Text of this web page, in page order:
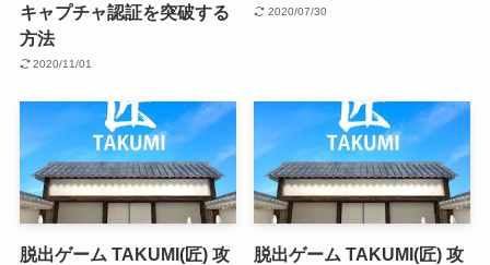
キャプチャ認証を突破する
方法
2020/11/01
2020/07/30
脱出ゲーム TAKUMI(匠) 攻
脱出ゲーム TAKUMI(匠) 攻